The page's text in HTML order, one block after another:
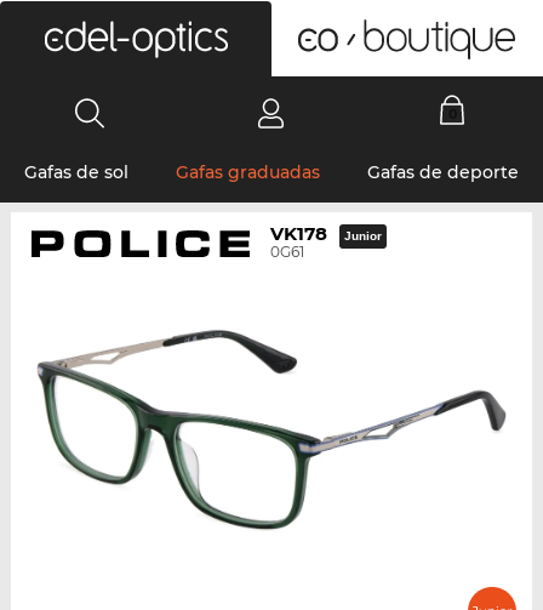
Gafas de sol Gafas graduadas Gafas de deporte
VK178
0G61
Junior